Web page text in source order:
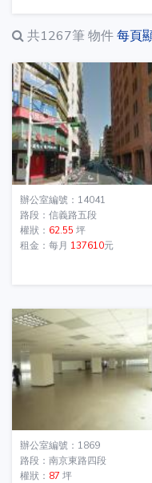
共1267筆 物件 每頁
辦公室編號：14041
路段：信義路五段
權狀： 62.55 坪
租金：每月 137610元
辦公室編號：1869
路段：南京東路四段
權狀： 87 坪